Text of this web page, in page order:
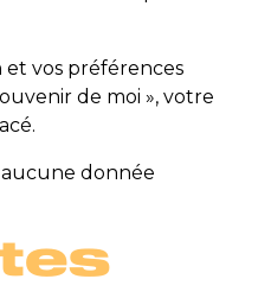
vos préférences
de moi », votre
donnée